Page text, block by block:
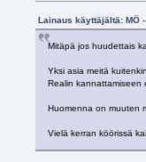
Lainaus käyttäjältä: MÖ
Mitäpä jos huudettais
Yksi asia meitä
Realin kannattamiseen
Huomenna on muuten
Vielä kerran köörissä